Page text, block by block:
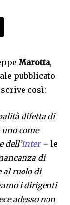
Marotta,
pubblicato
così:
difetta di
uno come
dell’Inter– le
di
al ruolo di
i dirigenti
adesso non